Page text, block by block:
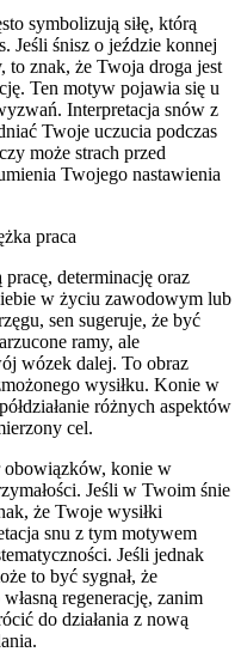
symbolizują siłę, którą
Jeśli śnisz o jeździe konnej
znak, że Twoja droga jest
Ten motyw pojawia się u
Interpretacja snów z
Twoje uczucia podczas
może strach przed
Twojego nastawienia
praca
determinację oraz
w życiu zawodowym lub
sen sugeruje, że być
ramy, ale
wózek dalej. To obraz
wysiłku. Konie w
różnych aspektów
cel.
obowiązków, konie w
Jeśli w Twoim śnie
że Twoje wysiłki
snu z tym motywem
Jeśli jednak
to być sygnał, że
regenerację, zanim
do działania z nową